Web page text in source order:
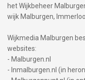
het Wijkbeheer
wijk Malburgen,
Wijkmedia Malburgen
websites:
- Malburgen.nl
- Inmalburgen.nl (in